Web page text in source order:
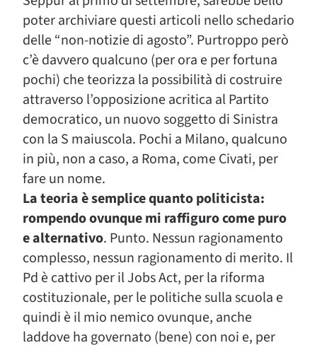
poter archiviare questi articoli nello schedario
delle “non-notizie di agosto”. Purtroppo però
c’è davvero qualcuno (per ora e per fortuna
pochi) che teorizza la possibilità di costruire
attraverso l’opposizione acritica al Partito
democratico, un nuovo soggetto di Sinistra
con la S maiuscola. Pochi a Milano, qualcuno
in più, non a caso, a Roma, come Civati, per
fare un nome.
La teoria è semplice quanto politicista:
rompendo ovunque mi raffiguro come puro
e alternativo. Punto. Nessun ragionamento
complesso, nessun ragionamento di merito. Il
Pd è cattivo per il Jobs Act, per la riforma
costituzionale, per le politiche sulla scuola e
quindi è il mio nemico ovunque, anche
laddove ha governato (bene) con noi e, per